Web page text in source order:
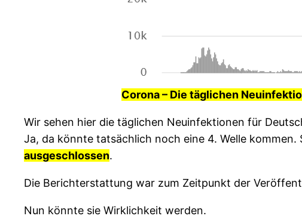
Corona – Die täglichen
Wir sehen hier die täglichen Neuinfektionen für
Ja, da könnte tatsächlich noch eine 4. Welle kommen.
ausgeschlossen.
Die Berichterstattung war zum Zeitpunkt der
Nun könnte sie Wirklichkeit werden.